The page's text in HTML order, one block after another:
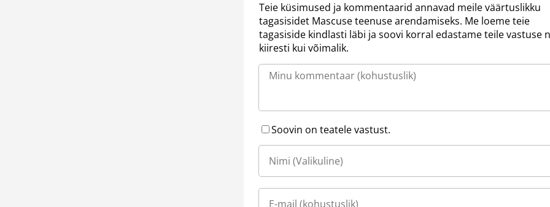
Teie küsimused ja kommentaarid annavad meile väärtuslikku
tagasisidet Mascuse teenuse arendamiseks. Me loeme teie
tagasiside kindlasti läbi ja soovi korral edastame teile vastuse
kiiresti kui võimalik.
Soovin on teatele vastust.